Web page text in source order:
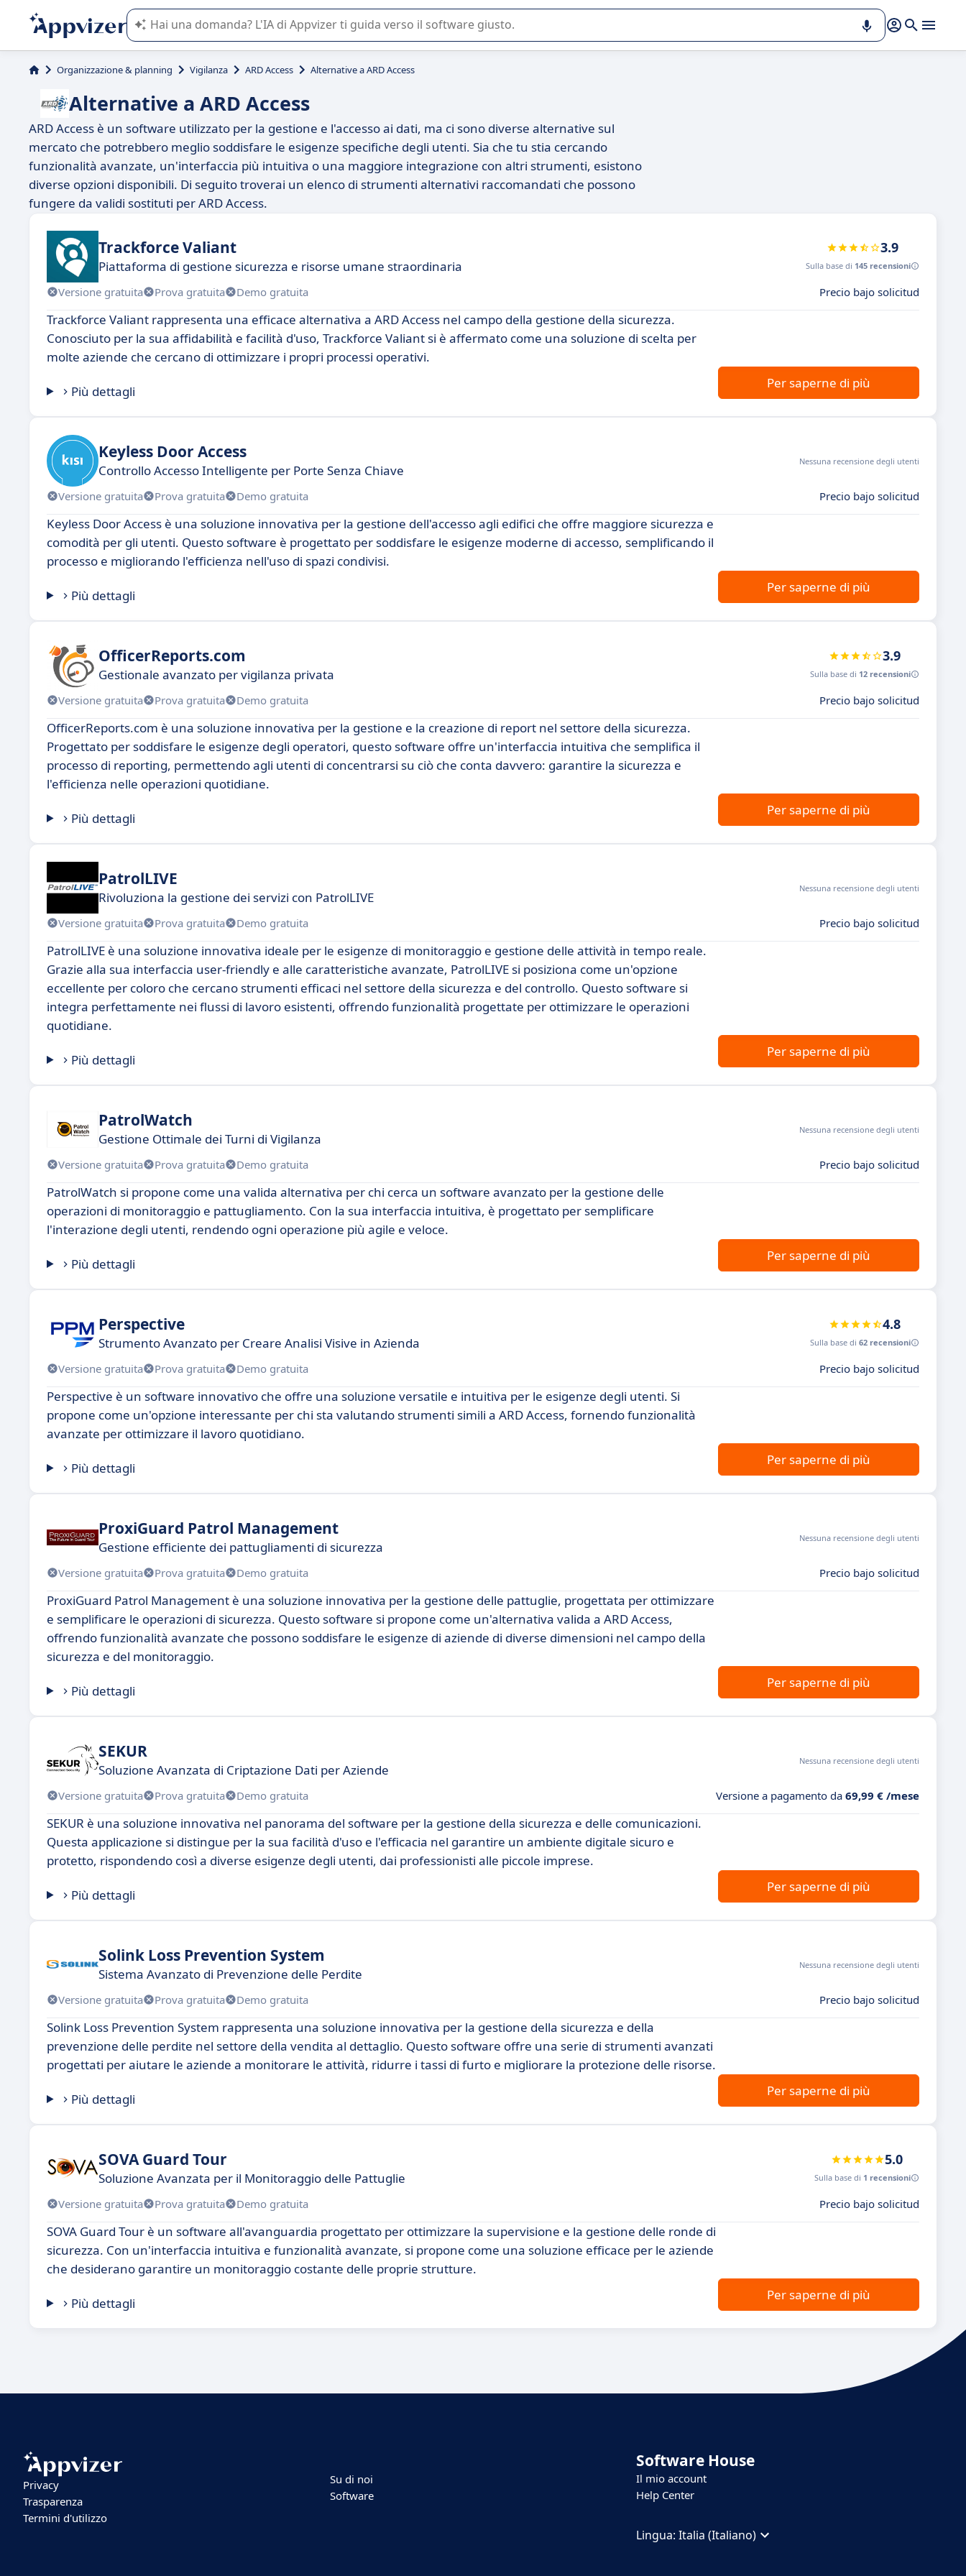
L'IA di Appvizer vi guida nell'utilizzo o nella scelta di un software SaaS per la vostra azienda.
Organizzazione & planning Vigilanza ARD Access Alternative a ARD Access
Alternative a ARD Access
ARD Access è un software utilizzato per la gestione e l'accesso ai dati, ma ci sono diverse alternative sul
mercato che potrebbero meglio soddisfare le esigenze specifiche degli utenti. Sia che tu stia cercando
funzionalità avanzate, un'interfaccia più intuitiva o una maggiore integrazione con altri strumenti, esistono
diverse opzioni disponibili. Di seguito troverai un elenco di strumenti alternativi raccomandati che possono
fungere da validi sostituti per ARD Access.
Trackforce Valiant
Piattaforma di gestione sicurezza e risorse umane straordinaria
3.9
Sulla base di 145 recensioni
Versione gratuita Prova gratuita Demo gratuita Precio bajo solicitud
Trackforce Valiant rappresenta una efficace alternativa a ARD Access nel campo della gestione della sicurezza.
Conosciuto per la sua affidabilità e facilità d'uso, Trackforce Valiant si è affermato come una soluzione di scelta per
molte aziende che cercano di ottimizzare i propri processi operativi.
Più dettagli
Per saperne di più
Keyless Door Access
Controllo Accesso Intelligente per Porte Senza Chiave
Nessuna recensione degli utenti
Versione gratuita Prova gratuita Demo gratuita Precio bajo solicitud
Keyless Door Access è una soluzione innovativa per la gestione dell'accesso agli edifici che offre maggiore sicurezza e
comodità per gli utenti. Questo software è progettato per soddisfare le esigenze moderne di accesso, semplificando il
processo e migliorando l'efficienza nell'uso di spazi condivisi.
Più dettagli
Per saperne di più
OfficerReports.com
Gestionale avanzato per vigilanza privata
3.9
Sulla base di 12 recensioni
Versione gratuita Prova gratuita Demo gratuita Precio bajo solicitud
OfficerReports.com è una soluzione innovativa per la gestione e la creazione di report nel settore della sicurezza.
Progettato per soddisfare le esigenze degli operatori, questo software offre un'interfaccia intuitiva che semplifica il
processo di reporting, permettendo agli utenti di concentrarsi su ciò che conta davvero: garantire la sicurezza e
l'efficienza nelle operazioni quotidiane.
Più dettagli
Per saperne di più
PatrolLIVE
Rivoluziona la gestione dei servizi con PatrolLIVE
Nessuna recensione degli utenti
Versione gratuita Prova gratuita Demo gratuita Precio bajo solicitud
PatrolLIVE è una soluzione innovativa ideale per le esigenze di monitoraggio e gestione delle attività in tempo reale.
Grazie alla sua interfaccia user-friendly e alle caratteristiche avanzate, PatrolLIVE si posiziona come un'opzione
eccellente per coloro che cercano strumenti efficaci nel settore della sicurezza e del controllo. Questo software si
integra perfettamente nei flussi di lavoro esistenti, offrendo funzionalità progettate per ottimizzare le operazioni
quotidiane.
Più dettagli
Per saperne di più
PatrolWatch
Gestione Ottimale dei Turni di Vigilanza
Nessuna recensione degli utenti
Versione gratuita Prova gratuita Demo gratuita Precio bajo solicitud
PatrolWatch si propone come una valida alternativa per chi cerca un software avanzato per la gestione delle
operazioni di monitoraggio e pattugliamento. Con la sua interfaccia intuitiva, è progettato per semplificare
l'interazione degli utenti, rendendo ogni operazione più agile e veloce.
Più dettagli
Per saperne di più
Perspective
Strumento Avanzato per Creare Analisi Visive in Azienda
4.8
Sulla base di 62 recensioni
Versione gratuita Prova gratuita Demo gratuita Precio bajo solicitud
Perspective è un software innovativo che offre una soluzione versatile e intuitiva per le esigenze degli utenti. Si
propone come un'opzione interessante per chi sta valutando strumenti simili a ARD Access, fornendo funzionalità
avanzate per ottimizzare il lavoro quotidiano.
Più dettagli
Per saperne di più
ProxiGuard Patrol Management
Gestione efficiente dei pattugliamenti di sicurezza
Nessuna recensione degli utenti
Versione gratuita Prova gratuita Demo gratuita Precio bajo solicitud
ProxiGuard Patrol Management è una soluzione innovativa per la gestione delle pattuglie, progettata per ottimizzare
e semplificare le operazioni di sicurezza. Questo software si propone come un'alternativa valida a ARD Access,
offrendo funzionalità avanzate che possono soddisfare le esigenze di aziende di diverse dimensioni nel campo della
sicurezza e del monitoraggio.
Più dettagli
Per saperne di più
SEKUR
Soluzione Avanzata di Criptazione Dati per Aziende
Nessuna recensione degli utenti
Versione gratuita Prova gratuita Demo gratuita Versione a pagamento da 69,99 € /mese
SEKUR è una soluzione innovativa nel panorama del software per la gestione della sicurezza e delle comunicazioni.
Questa applicazione si distingue per la sua facilità d'uso e l'efficacia nel garantire un ambiente digitale sicuro e
protetto, rispondendo così a diverse esigenze degli utenti, dai professionisti alle piccole imprese.
Più dettagli
Per saperne di più
Solink Loss Prevention System
Sistema Avanzato di Prevenzione delle Perdite
Nessuna recensione degli utenti
Versione gratuita Prova gratuita Demo gratuita Precio bajo solicitud
Solink Loss Prevention System rappresenta una soluzione innovativa per la gestione della sicurezza e della
prevenzione delle perdite nel settore della vendita al dettaglio. Questo software offre una serie di strumenti avanzati
progettati per aiutare le aziende a monitorare le attività, ridurre i tassi di furto e migliorare la protezione delle risorse.
Più dettagli
Per saperne di più
SOVA Guard Tour
Soluzione Avanzata per il Monitoraggio delle Pattuglie
5.0
Sulla base di 1 recensioni
Versione gratuita Prova gratuita Demo gratuita Precio bajo solicitud
SOVA Guard Tour è un software all'avanguardia progettato per ottimizzare la supervisione e la gestione delle ronde di
sicurezza. Con un'interfaccia intuitiva e funzionalità avanzate, si propone come una soluzione efficace per le aziende
che desiderano garantire un monitoraggio costante delle proprie strutture.
Più dettagli
Per saperne di più
Privacy
Trasparenza
Termini d'utilizzo
Su di noi
Software
Software House
Il mio account
Help Center
Lingua:Italia (Italiano)